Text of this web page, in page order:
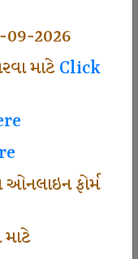
09-2026
માટેClick
ઓનલાઇન ફોર્મ
માટે